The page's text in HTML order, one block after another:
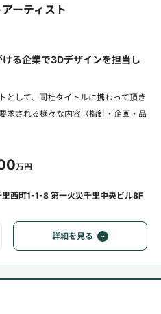
ーティスト
る企業で3Dデザインを担当し
として、同社タイトルに携わって頂き
求される様々な内容（指針・企画・品
万円
里西町1-1-8 第一火災千里中央ビル8F
詳細を見る